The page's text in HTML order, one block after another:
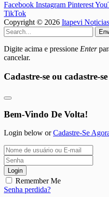
Facebook Instagram Pinterest
TikTok
Copyright © 2026 Itapevi Noticias
Digite acima e pressione Enter
cancelar.
Cadastre-se ou cadastre-se
Bem-Vindo De Volta!
Login below orCadastre-Se
Login
Remember Me
Senha perdida?